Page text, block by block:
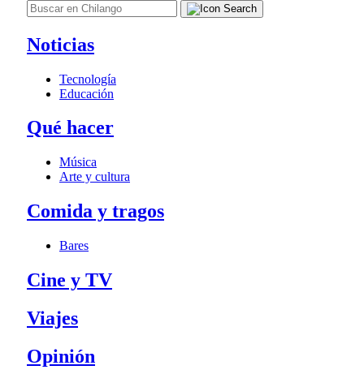
Noticias
Tecnología
Educación
Qué hacer
Música
Arte y cultura
Comida y tragos
Bares
Cine y TV
Viajes
Opinión